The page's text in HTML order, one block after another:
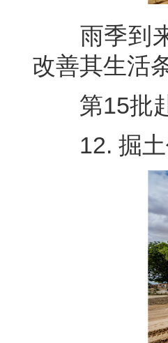
雨季到来
改善其生活
第15批赴
12. 掘土